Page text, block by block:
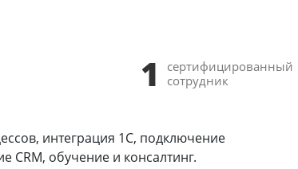
1
сертифицированный
сотрудник
интеграция 1С, подключение
CRM, обучение и консалтинг.